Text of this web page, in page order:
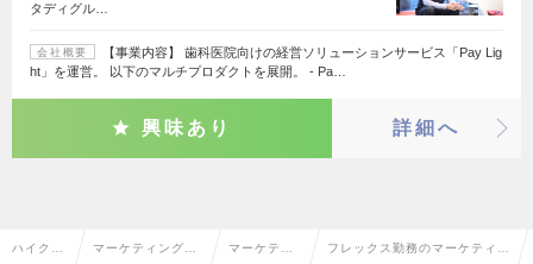
タディグル…
会社概要
【事業内容】 歯科医院向けの経営ソリューションサービス「Pay Lig
ht」を運営。 以下のマルチプロダクトを展開。 - Pa…
興味あり 詳細へ
ハイクラ マーケティング・ マーケティ フレックス勤務のマーケティン